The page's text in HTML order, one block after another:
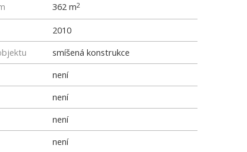
362 m2
2010
smíšená konstrukce
není
není
není
není